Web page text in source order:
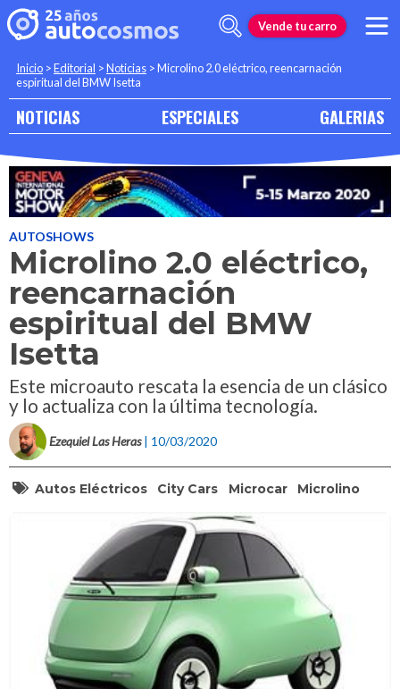
Vende tu carro
Inicio >Editorial >Noticias >Microlino 2.0 eléctrico, reencarnación
espiritual del BMW Isetta
NOTICIAS ESPECIALES GALERIAS
AUTOSHOWS
Microlino 2.0 eléctrico,
reencarnación
espiritual del BMW
Isetta
Este microauto rescata la esencia de un clásico
y lo actualiza con la última tecnología.
Ezequiel Las Heras | 10/03/2020
Autos Eléctricos City Cars Microcar Microlino